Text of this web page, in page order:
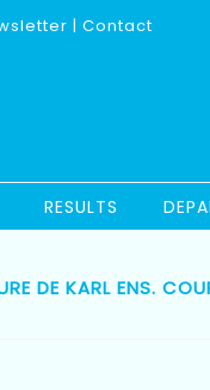
| Contact
RESULTS
DE KARL ENS.